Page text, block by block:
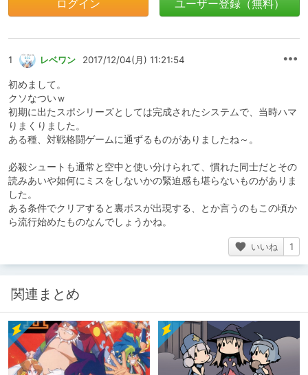
ログイン ユーザー登録（無料）
1 レベワン 2017/12/04(月) 11:21:54
初めまして。
クソなついｗ
初期に出たスポシリーズとしては完成されたシステムで、当時ハマ
りまくりました。
ある種、対戦格闘ゲームに通ずるものがありましたね～。
必殺シュートも通常と空中と使い分けられて、慣れた同士だとその
読みあいや如何にミスをしないかの緊迫感も堪らないものがありま
した。
ある条件でクリアすると裏ボスが出現する、とか言うのもこの頃か
ら流行始めたものなんでしょうかね。
いいね 1
関連まとめ